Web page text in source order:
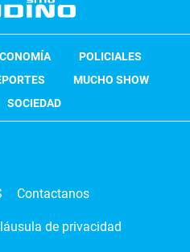
POLICIALES
MUCHO SHOW
SOCIEDAD
Contactanos
de privacidad